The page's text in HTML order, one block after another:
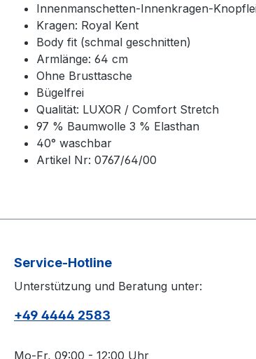
Innenmanschetten-Innenkragen-
Kragen: Royal Kent
Body fit (schmal geschnitten)
Armlänge: 64 cm
Ohne Brusttasche
Bügelfrei
Qualität: LUXOR / Comfort Stretch
97 % Baumwolle 3 % Elasthan
40° waschbar
Artikel Nr: 0767/64/00
Service-Hotline
Unterstützung und Beratung unter:
+49 4444 2583
Mo-Fr, 09:00 - 12:00 Uhr